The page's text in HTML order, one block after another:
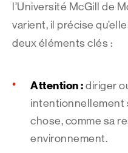
l’Université McGill de
varient, il précise
deux éléments clés :
Attention : diriger
intentionnellement
chose, comme sa
environnement.